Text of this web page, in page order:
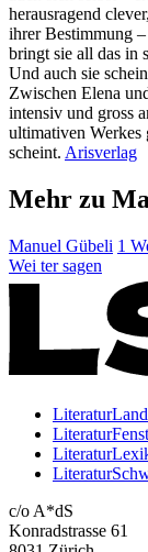
herausragend
ihrer Bestimmung
bringt sie all das in
Und auch sie
Zwischen Elena
intensiv und gross
ultimativen Werkes
scheint. Arisverlag
Mehr zu
Manuel Gübeli 1
Wei ter sagen
c/o A*dS
Konradstrasse 61